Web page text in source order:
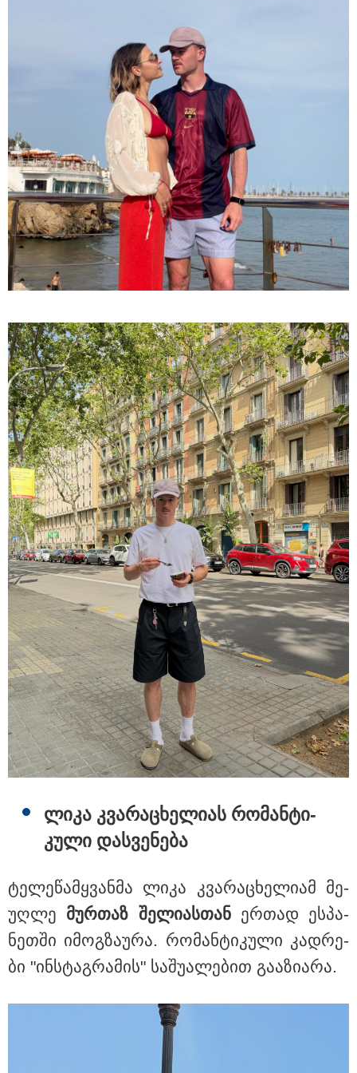
6
აგვისტო
დღის ზოგადი
ასტროლოგიური
პროგნოზი
ეს დღე გამოირჩევა სტაბილური და მშვიდი ენერგიით. კარგი
პერიოდია დაწყებული საქმეების ბოლომდე მოსაყვანად,
ფინანსური საკითხების გადასამოწმებლად და სამუშაო
სივრცის მოწესრიგებისთვის. თანმიმდევრული მოქმედება და
პრაქტიკული მიდგომა სასურველ შედეგს უდანაკარგოდ
მოგიტანთ.
როგორ მოვამზადოთ
ვეგეტარიანული ფალაფელი
რა უნდა გავაკეთოთ პირველ
რიგში შუქის გამორთვისას: 5
1-დღიანი ტურები თბილისიდან:
დავბრუნდეთ საღამოს?
ლიკა კვა­რა­ცხე­ლი­ას რო­მან­ტი­
კუ­ლი დას­ვე­ნე­ბა
ტე­ლე­წამ­ყვან­მა ლიკა კვა­რა­ცხე­ლი­ამ მე­
უღ­ლე მურ­თაზ შე­ლი­ას­თანერ­თად ეს­პა­
ნეთ­ში იმოგ­ზა­უ­რა. რო­მან­ტი­კუ­ლი კად­რე­
ბი "ინ­სტაგ­რა­მის" სა­შუ­ა­ლე­ბით გა­ა­ზი­ა­რა.